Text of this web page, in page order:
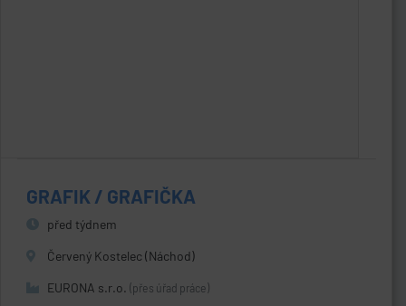
GRAFIK / GRAFIČKA
před týdnem
Červený Kostelec (Náchod)
EURONA s.r.o. (přes úřad práce)